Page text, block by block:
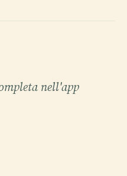
nell'app